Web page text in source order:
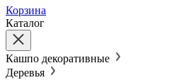
Корзина
Каталог
Кашпо декоративные
Деревья